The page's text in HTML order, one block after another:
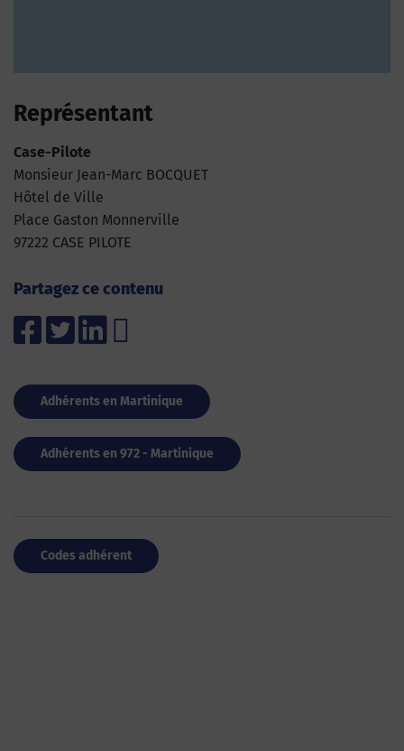
Représentant
Case-Pilote
Monsieur Jean-Marc BOCQUET
Hôtel de Ville
Place Gaston Monnerville
97222 CASE PILOTE
Partagez ce contenu
Adhérents en Martinique
Adhérents en 972 - Martinique
Codes adhérent